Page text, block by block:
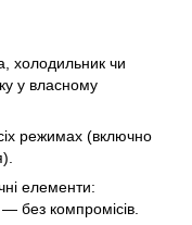
холодильник чи
у власному
режимах (включно
елементи:
без компромісів.